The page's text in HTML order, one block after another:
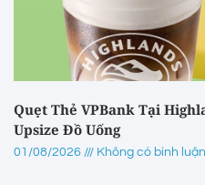
Quẹt Thẻ VPBank Tại
Upsize Đồ Uống
01/08/2026 Không có bình luận